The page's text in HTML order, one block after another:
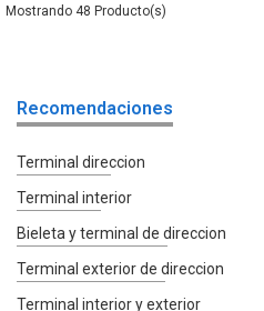
48
Recomendaciones
Terminal direccion
Terminal interior
Bieleta y terminal de direccion
Terminal exterior de direccion
Terminal interior y exterior